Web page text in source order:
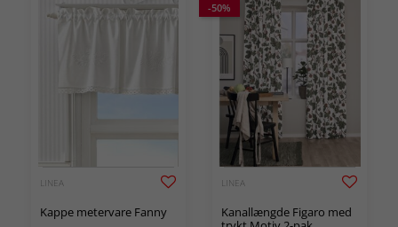
LINEA
Kappe metervare Fanny
-50%
LINEA
Kanallængde Figaro med